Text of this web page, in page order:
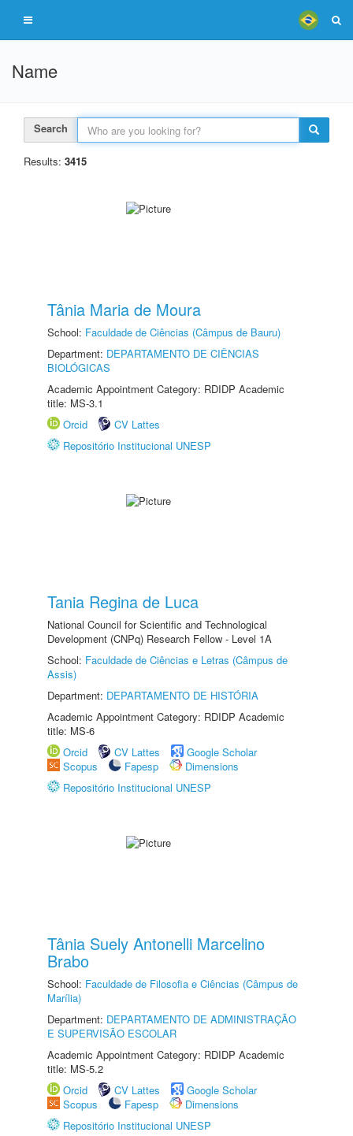
Name
Search
Results: 3415
Tânia Maria de Moura
School: Faculdade de Ciências (Câmpus de Bauru)
Department: DEPARTAMENTO DE CIÊNCIAS
BIOLÓGICAS
Academic Appointment Category: RDIDP Academic
title: MS-3.1
Orcid
CV Lattes
Repositório Institucional UNESP
Tania Regina de Luca
National Council for Scientific and Technological
Development (CNPq) Research Fellow - Level 1A
School: Faculdade de Ciências e Letras (Câmpus de
Assis)
Department: DEPARTAMENTO DE HISTÓRIA
Academic Appointment Category: RDIDP Academic
title: MS-6
Orcid
CV Lattes
Google Scholar
Scopus
Fapesp
Dimensions
Repositório Institucional UNESP
Tânia Suely Antonelli Marcelino
Brabo
School: Faculdade de Filosofia e Ciências (Câmpus de
Marília)
Department: DEPARTAMENTO DE ADMINISTRAÇÃO
E SUPERVISÃO ESCOLAR
Academic Appointment Category: RDIDP Academic
title: MS-5.2
Orcid
CV Lattes
Google Scholar
Scopus
Fapesp
Dimensions
Repositório Institucional UNESP